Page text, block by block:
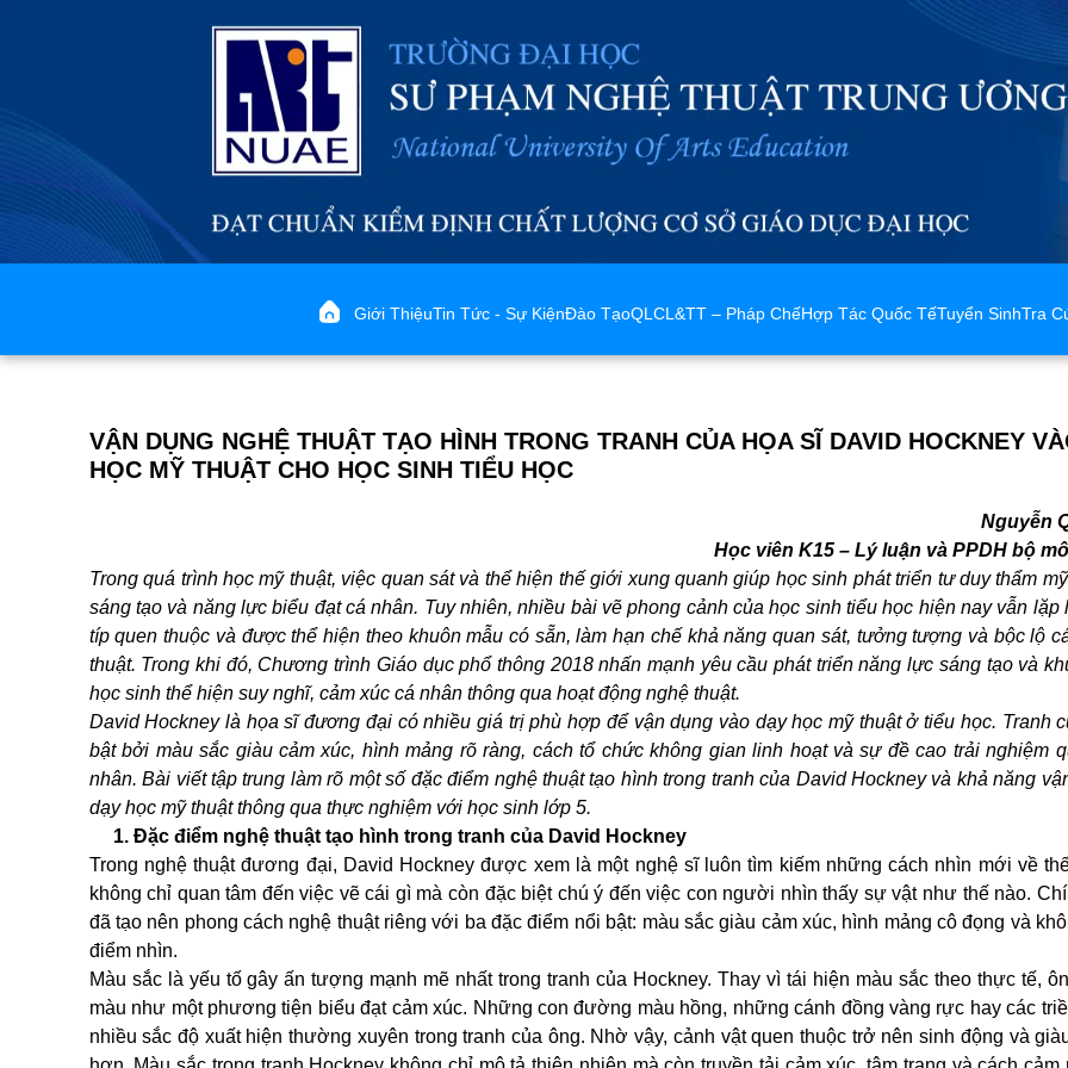
Giới ThiệuTin Tức - Sự KiệnĐào TạoQLCL&TT – Pháp ChếHợp Tác Quốc TếTuyển SinhTra
VẬN DỤNG NGHỆ THUẬT TẠO HÌNH TRONG TRANH CỦA HỌA SĨ DAVID HOCKNEY
HỌC MỸ THUẬT CHO HỌC SINH TIỂU HỌC
Nguyễn
Học viên K15 – Lý luận và PPDH bộ
Trong quá trình học mỹ thuật, việc quan sát và thể hiện thế giới xung quanh giúp học sinh phát triển tư duy thẩm
sáng tạo và năng lực biểu đạt cá nhân. Tuy nhiên, nhiều bài vẽ phong cảnh của học sinh tiểu học hiện nay vẫn lặp
típ quen thuộc và được thể hiện theo khuôn mẫu có sẵn, làm hạn chế khả năng quan sát, tưởng tượng và bộc lộ
thuật. Trong khi đó, Chương trình Giáo dục phổ thông 2018 nhấn mạnh yêu cầu phát triển năng lực sáng tạo và
học sinh thể hiện suy nghĩ, cảm xúc cá nhân thông qua hoạt động nghệ thuật.
David Hockney là họa sĩ đương đại có nhiều giá trị phù hợp để vận dụng vào dạy học mỹ thuật ở tiểu học. Tranh
bật bởi màu sắc giàu cảm xúc, hình mảng rõ ràng, cách tổ chức không gian linh hoạt và sự đề cao trải nghiệm
nhân. Bài viết tập trung làm rõ một số đặc điểm nghệ thuật tạo hình trong tranh của David Hockney và khả năng
dạy học mỹ thuật thông qua thực nghiệm với học sinh lớp 5.
1. Đặc điểm nghệ thuật tạo hình trong tranh của David Hockney
Trong nghệ thuật đương đại, David Hockney được xem là một nghệ sĩ luôn tìm kiếm những cách nhìn mới về
không chỉ quan tâm đến việc vẽ cái gì mà còn đặc biệt chú ý đến việc con người nhìn thấy sự vật như thế nào.
đã tạo nên phong cách nghệ thuật riêng với ba đặc điểm nổi bật: màu sắc giàu cảm xúc, hình mảng cô đọng và
điểm nhìn.
Màu sắc là yếu tố gây ấn tượng mạnh mẽ nhất trong tranh của Hockney. Thay vì tái hiện màu sắc theo thực tế,
màu như một phương tiện biểu đạt cảm xúc. Những con đường màu hồng, những cánh đồng vàng rực hay các
nhiều sắc độ xuất hiện thường xuyên trong tranh của ông. Nhờ vậy, cảnh vật quen thuộc trở nên sinh động và